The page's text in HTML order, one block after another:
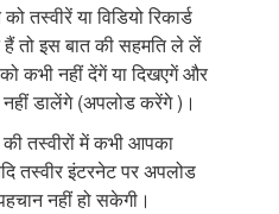
तस्वीरें या विडियो रिकार्ड
तो इस बात की सहमति ले लें
कभी नहीं देंगें या दिखएगें और
नहीं डालेंगे (अपलोड करेंगे )।
तस्वीरों में कभी आपका
तस्वीर इंटरनेट पर अपलोड
नहीं हो सकेगी।